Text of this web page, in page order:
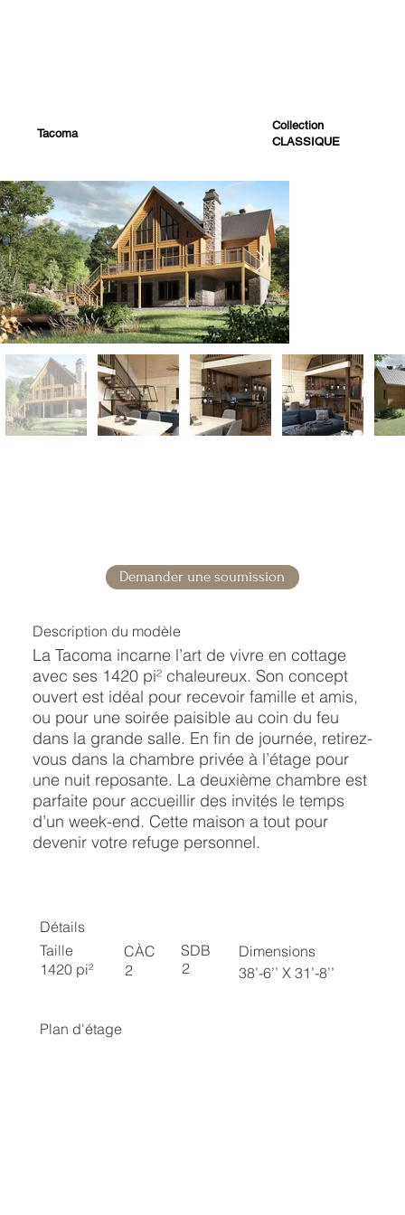
Tacoma
CLASSIQUE
Collection
Demander une soumission
La Tacoma incarne l’art de vivre en cottage
avec ses 1420 pi² chaleureux. Son concept
ouvert est idéal pour recevoir famille et amis,
ou pour une soirée paisible au coin du feu
dans la grande salle. En fin de journée, retirez-
vous dans la chambre privée à l’étage pour
une nuit reposante. La deuxième chambre est
parfaite pour accueillir des invités le temps
d’un week-end. Cette maison a tout pour
devenir votre refuge personnel.
Description du modèle
Détails
1420 pi²
Taille
2
CÀC
2
SDB
38’-6’’ X 31’-8’’
Dimensions
Plan d'étage